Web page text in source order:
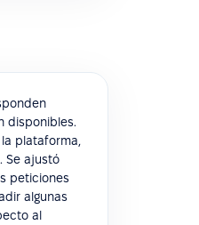
disponibles.
plataforma,
Se ajustó
peticiones
algunas
al